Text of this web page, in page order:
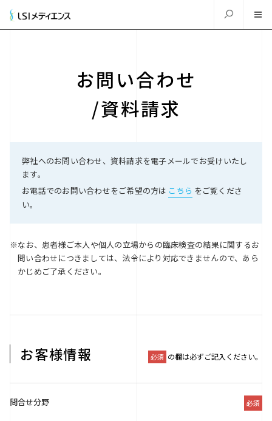
お問い合わせ
/資料請求
弊社へのお問い合わせ、資料請求を電子メールでお受けいたし
ます。
お電話でのお問い合わせをご希望の方は こちら をご覧くださ
い。
なお、患者様ご本人や個人の立場からの臨床検査の結果に関するお
問い合わせにつきましては、法令により対応できませんので、あら
かじめご了承ください。
お客様情報 必須 の欄は必ずご記入ください。
問合せ分野 必須